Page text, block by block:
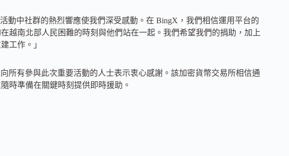
動中社群的熱烈響應使我們深受感動。在 BingX，我們相信運用平台的
越南北部人民困難的時刻與他們站在一起。我們希望我們的捐助，加上
工作。」
所有參與此次重要活動的人士表示衷心感謝。該加密貨幣交易所相信通
時準備在關鍵時刻提供即時援助。